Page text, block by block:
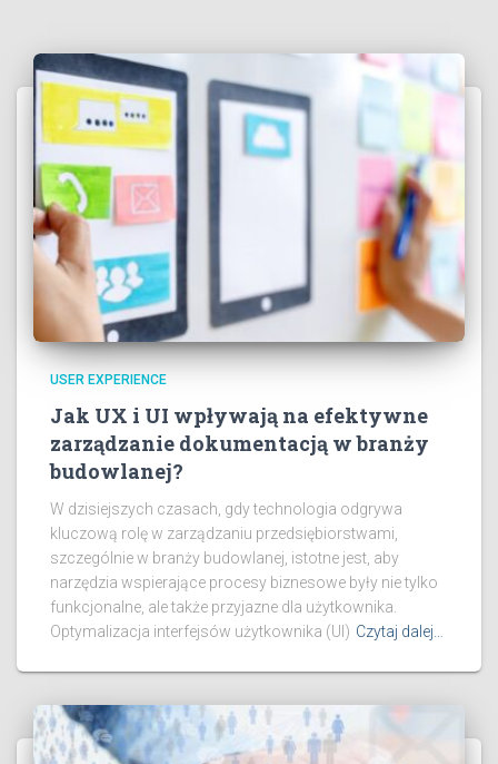
USER EXPERIENCE
Jak UX i UI wpływają na efektywne
zarządzanie dokumentacją w branży
budowlanej?
W dzisiejszych czasach, gdy technologia odgrywa
kluczową rolę w zarządzaniu przedsiębiorstwami,
szczególnie w branży budowlanej, istotne jest, aby
narzędzia wspierające procesy biznesowe były nie tylko
funkcjonalne, ale także przyjazne dla użytkownika.
Optymalizacja interfejsów użytkownika (UI) Czytaj dalej…